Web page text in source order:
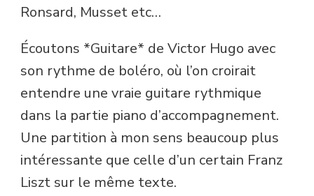
Ronsard, Musset etc…
Écoutons *Guitare* de Victor Hugo avec
son rythme de boléro, où l’on croirait
entendre une vraie guitare rythmique
dans la partie piano d’accompagnement.
Une partition à mon sens beaucoup plus
intéressante que celle d’un certain Franz
Liszt sur le même texte.